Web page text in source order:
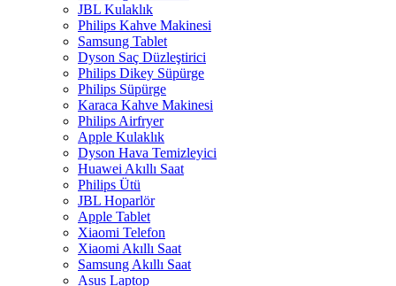
JBL Kulaklık
Philips Kahve Makinesi
Samsung Tablet
Dyson Saç Düzleştirici
Philips Dikey Süpürge
Philips Süpürge
Karaca Kahve Makinesi
Philips Airfryer
Apple Kulaklık
Dyson Hava Temizleyici
Huawei Akıllı Saat
Philips Ütü
JBL Hoparlör
Apple Tablet
Xiaomi Telefon
Xiaomi Akıllı Saat
Samsung Akıllı Saat
Asus Laptop